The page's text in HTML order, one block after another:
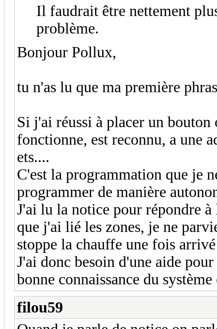
Il faudrait être nettement
problème.
Bonjour Pollux,
tu n'as lu que ma première
Si j'ai réussi à placer un
fonctionne, est reconnu, a une
ets....
C'est la programmation que je
programmer de manière
J'ai lu la notice pour répondre
que j'ai lié les zones, je ne
stoppe la chauffe une fois
J'ai donc besoin d'une aide
bonne connaissance du
filou59